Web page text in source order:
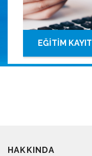
EĞİTİM KAYIT
HAKKINDA